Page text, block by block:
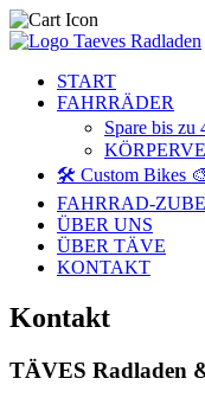
START
FAHRRÄDER
Spare bis zu
🛠️ Custom Bikes
FAHRRAD-
ÜBER UNS
ÜBER TÄVE
KONTAKT
Kontakt
TÄVES Radladen